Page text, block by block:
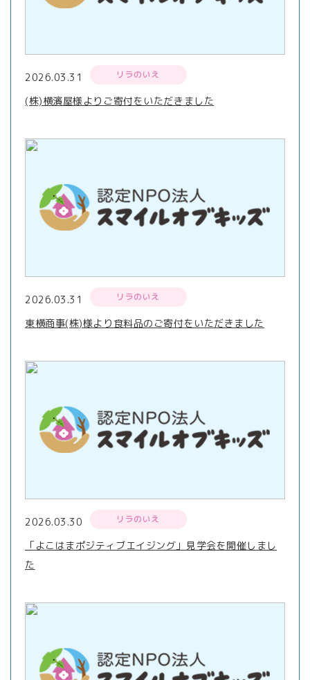
2026.03.31 リラのいえ
(株)横濱屋様よりご寄付をいただきました
2026.03.31 リラのいえ
東横商事(株)様より食料品のご寄付をいただきました
2026.03.30 リラのいえ
「よこはまポジティブエイジング」見学会を開催しまし
た